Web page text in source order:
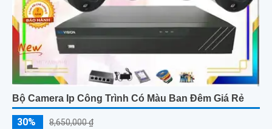
Bộ Camera Ip Công Trình Có Màu Ban Đêm Giá Rẻ
30% 8,650,000 ₫